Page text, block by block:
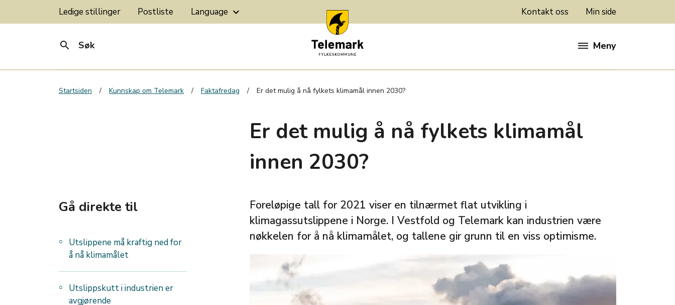
Ledige stillinger Postliste Language keyboard_arrow_down Kontakt oss Min side
search Søk Meny
Startsiden Kunnskap om Telemark Faktafredag Er det mulig å nå fylkets klimamål innen 2030?
Er det mulig å nå fylkets klimamål
innen 2030?
Gå direkte til
Utslippene må kraftig ned for
å nå klimamålet
Utslippskutt i industrien er
avgjørende
Foreløpige tall for 2021 viser en tilnærmet flat utvikling i
klimagassutslippene i Norge. I Vestfold og Telemark kan industrien være
nøkkelen for å nå klimamålet, og tallene gir grunn til en viss optimisme.